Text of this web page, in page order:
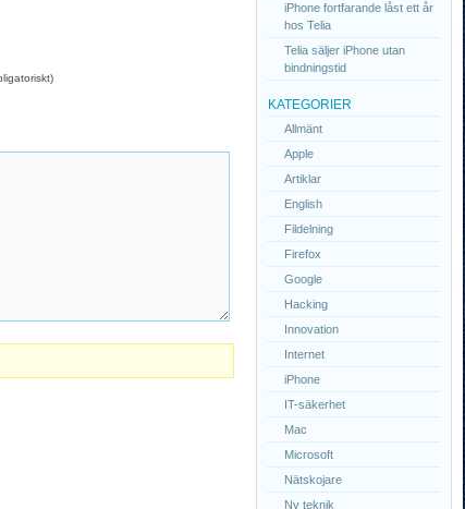
iPhone fortfarande låst ett år
hos Telia
Telia säljer iPhone utan
bindningstid
KATEGORIER
Allmänt
Apple
Artiklar
English
Fildelning
Firefox
Google
Hacking
Innovation
Internet
iPhone
IT-säkerhet
Mac
Microsoft
Nätskojare
Ny teknik